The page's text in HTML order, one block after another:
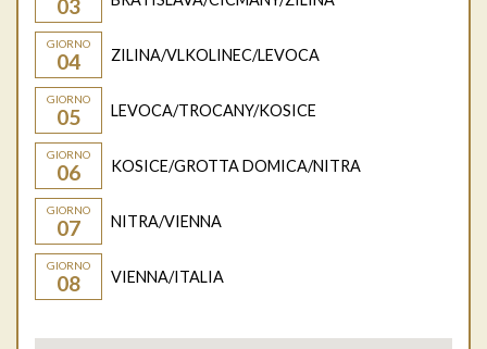
03
GIORNO
04 ZILINA/VLKOLINEC/LEVOCA
GIORNO
05 LEVOCA/TROCANY/KOSICE
GIORNO
06 KOSICE/GROTTA DOMICA/NITRA
GIORNO
07 NITRA/VIENNA
GIORNO
08 VIENNA/ITALIA